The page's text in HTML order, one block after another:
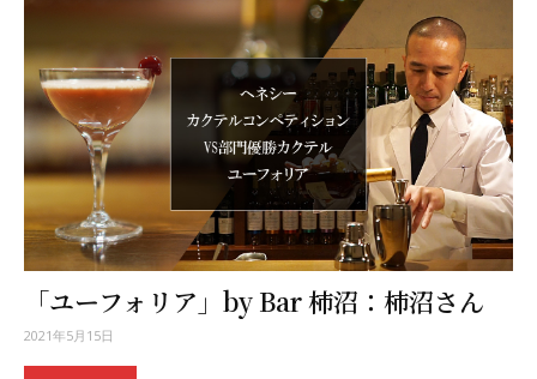
「ユーフォリア」by Bar 柿沼：柿沼さん
2021年5月15日